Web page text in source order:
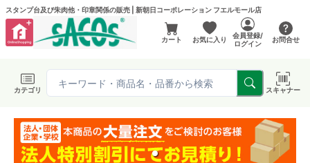
スタンプ台及び朱肉他・印章関係の販売 | 新朝日コーポレーション フエルモール店
カート お気に入り
会員登録/
ログイン
お問合せ
カテゴリ スキャナー